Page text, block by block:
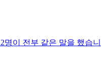
명이 전부 같은 말을 했습니